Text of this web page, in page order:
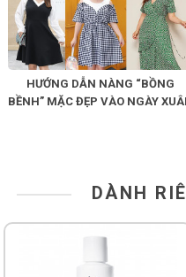
HƯỚNG DẪN NÀNG “BỒNG
BỀNH” MẶC ĐẸP VÀO NGÀY
DÀNH